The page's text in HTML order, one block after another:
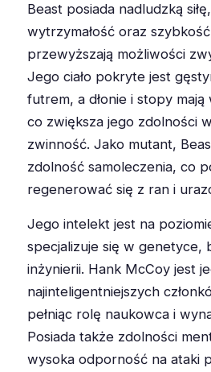
Beast posiada nadludzką
wytrzymałość oraz
przewyższają możliwości
Jego ciało pokryte jest
futrem, a dłonie i stopy mają
co zwiększa jego zdolności
zwinność. Jako mutant,
zdolność samoleczenia, co
regenerować się z ran i
Jego intelekt jest na
specjalizuje się w genetyce,
inżynierii. Hank McCoy jest
najinteligentniejszych
pełniąc rolę naukowca i
Posiada także zdolności
wysoka odporność na ataki